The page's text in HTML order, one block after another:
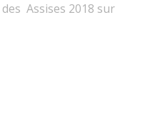
Assises 2018 sur